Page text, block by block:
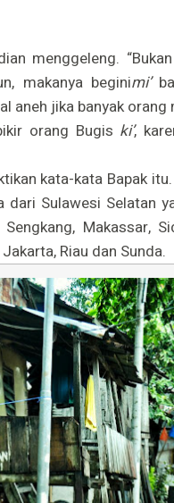
menggeleng. “Bukan
makanya beginimi’
aneh jika banyak
orang Bugis ki’,
kata-kata Bapak
Sulawesi Selatan
Makassar,
Riau dan Sunda.